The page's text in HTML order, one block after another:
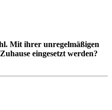
Mit ihrer unregelmäßigen
eingesetzt werden?